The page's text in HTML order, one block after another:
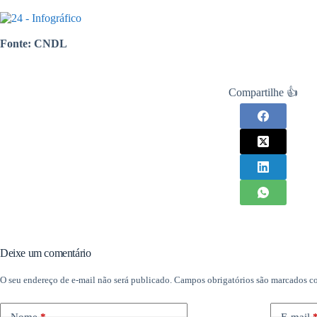
Fonte: CNDL
Compartilhe 👍
Deixe um comentário
O seu endereço de e-mail não será publicado. Campos obrigatórios são marcados